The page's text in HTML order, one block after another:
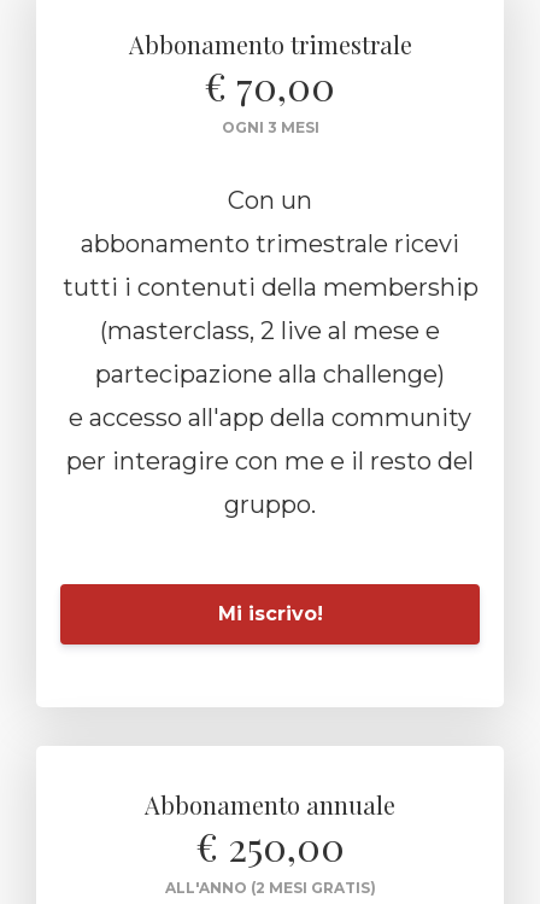
Abbonamento trimestrale
€ 70,00
OGNI 3 MESI
Con un
abbonamento trimestrale ricevi
tutti i contenuti della membership
(masterclass, 2 live al mese e
partecipazione alla challenge)
e accesso all'app della community
per interagire con me e il resto del
gruppo.
Mi iscrivo!
Abbonamento annuale
€ 250,00
ALL'ANNO (2 MESI GRATIS)